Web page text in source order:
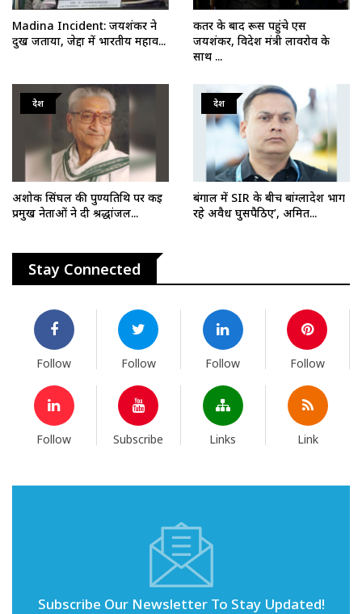
Madina Incident: जयशंकर ने
दुख जताया, जेद्दा में भारतीय महाव...
कतर के बाद रूस पहुंचे एस
जयशंकर, विदेश मंत्री लावरोव के
साथ ...
देश
अशोक सिंघल की पुण्यतिथि पर कई
प्रमुख नेताओं ने दी श्रद्धांजल...
देश
बंगाल में SIR के बीच बांग्लादेश भाग
रहे अवैध घुसपैठिए’, अमित...
Stay Connected
Follow Follow Follow Follow
Follow Subscribe Links Link
Subscribe Our Newsletter To Stay Updated!